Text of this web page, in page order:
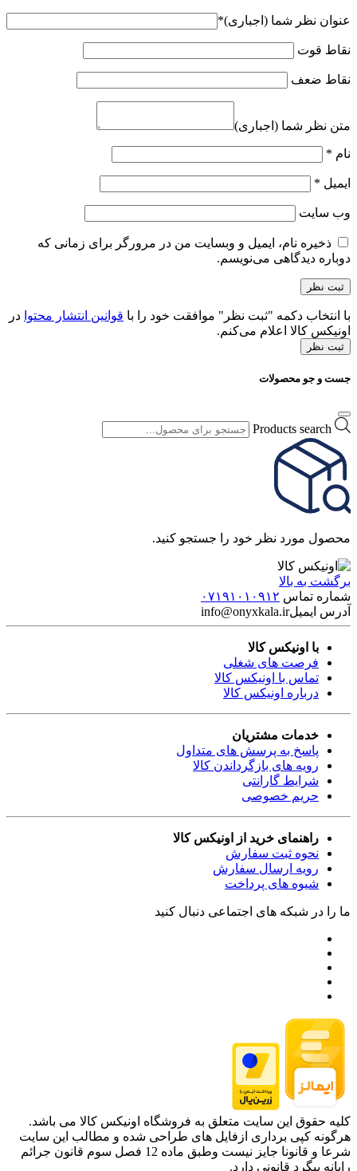
عنوان نظر شما (اجباری)*
نقاط قوت
نقاط ضعف
متن نظر شما (اجباری)
نام *
ایمیل *
وب‌ سایت
ذخیره نام، ایمیل و وبسایت من در مرورگر برای زمانی که
دوباره دیدگاهی می‌نویسم.
با انتخاب دکمه "ثبت نظر" موافقت خود را با قوانین انتشار محتوا در
اونیکس کالا اعلام می‌کنم.
ثبت نظر
جست و جو محصولات
Products search
محصول مورد نظر خود را جستجو کنید.
برگشت به بالا
شماره تماس ۰۷۱۹۱۰۱۰۹۱۲
آدرس ایمیلinfo@onyxkala.ir
با اونیکس کالا
فرصت های شغلی
تماس با اونیکس کالا
درباره اونیکس کالا
خدمات مشتریان
پاسخ به پرسش های متداول
رویه های بازگرداندن کالا
شرایط گارانتی
حریم خصوصی
راهنمای خرید از اونیکس کالا
نحوه ثبت سفارش
رویه ارسال سفارش
شیوه های پرداخت
ما را در شبکه های اجتماعی دنبال کنید
کلیه حقوق این سایت متعلق به فروشگاه اونیکس کالا می باشد.
هرگونه کپی برداری ازفایل های طراحی شده و مطالب این سایت
شرعا و قانونا جایز نیست وطبق ماده 12 فصل سوم قانون جرائم
رایانه پیگرد قانونی دارد.